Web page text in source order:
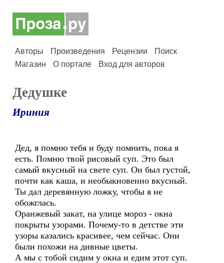
Авторы Произведения Рецензии
Поиск
Магазин
О портале Вход для авторов
Дедушке
Ириния
Дед, я помню тебя и буду помнить, пока я
есть. Помню твой рисовый суп. Это был
самый вкусный на свете суп. Он был густой,
почти как каша, и необыкновенно вкусный.
Ты дал деревянную ложку, чтобы я не
обожглась.
Оранжевый закат, на улице мороз - окна
покрыты узорами. Почему-то в детстве эти
узоры казались красивее, чем сейчас. Они
были похожи на дивные цветы.
А мы с тобой сидим у окна и едим этот суп.